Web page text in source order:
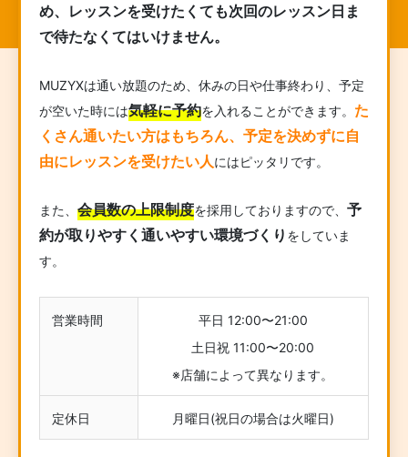
め、レッスンを受けたくても次回のレッスン日ま
で待たなくてはいけません。
MUZYXは通い放題のため、休みの日や仕事終わり、予定
が空いた時には気軽に予約を入れることができます。 た
くさん通いたい方はもちろん、予定を決めずに自
由にレッスンを受けたい人にはピッタリです。
また、 会員数の上限制度を採用しておりますので、 予
約が取りやすく通いやすい環境づくり をしていま
す。
営業時間
平日 12:00〜21:00
土日祝 11:00〜20:00
※店舗によって異なります。
定休日 月曜日(祝日の場合は火曜日)